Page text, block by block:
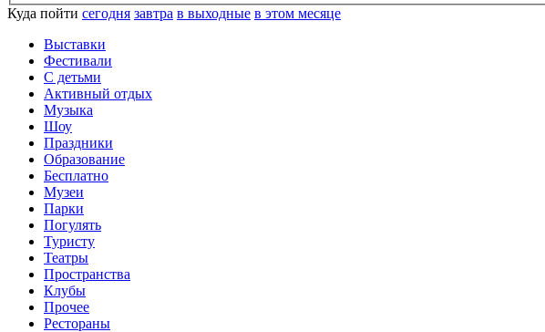
Куда пойти сегодня завтра в выходные в этом месяце
Выставки
Фестивали
С детьми
Активный отдых
Музыка
Шоу
Праздники
Образование
Бесплатно
Музеи
Парки
Погулять
Туристу
Театры
Пространства
Клубы
Прочее
Рестораны